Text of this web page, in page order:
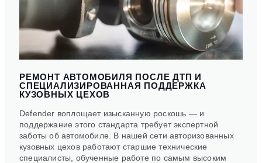
РЕМОНТ АВТОМОБИЛЯ ПОСЛЕ ДТП И
СПЕЦИАЛИЗИРОВАННАЯ ПОДДЕРЖКА
КУЗОВНЫХ ЦЕХОВ
Defender воплощает изысканную роскошь — и
поддержание этого стандарта требует экспертной
заботы об автомобиле. В нашей сети авторизованных
кузовных цехов работают старшие технические
специалисты, обученные работе по самым высоким